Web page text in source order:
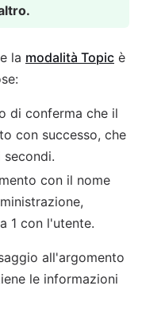
la modalità Topic è
di conferma che il
con successo, che
con il nome
1 con l'utente.
all'argomento
le informazioni